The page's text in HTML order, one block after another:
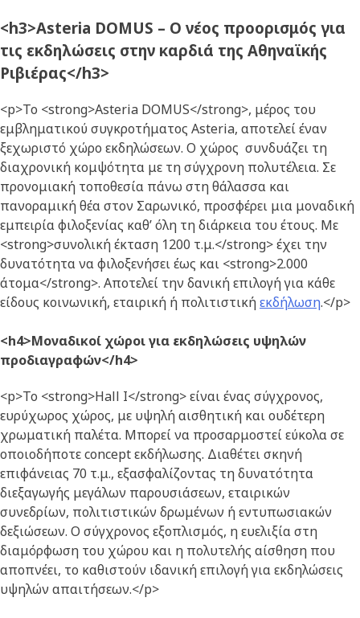
<h3>Asteria DOMUS – Ο νέος προορισμός για
τις εκδηλώσεις στην καρδιά της Αθηναϊκής
Ριβιέρας</h3>
<p>Το <strong>Asteria DOMUS</strong>, μέρος του
εμβληματικού συγκροτήματος Asteria, αποτελεί έναν
ξεχωριστό χώρο εκδηλώσεων. Ο χώρος συνδυάζει τη
διαχρονική κομψότητα με τη σύγχρονη πολυτέλεια. Σε
προνομιακή τοποθεσία πάνω στη θάλασσα και
πανοραμική θέα στον Σαρωνικό, προσφέρει μια μοναδική
εμπειρία φιλοξενίας καθ’ όλη τη διάρκεια του έτους. Με
<strong>συνολική έκταση 1200 τ.μ.</strong> έχει την
δυνατότητα να φιλοξενήσει έως και <strong>2.000
άτομα</strong>. Αποτελεί την δανική επιλογή για κάθε
είδους κοινωνική, εταιρική ή πολιτιστικήεκδήλωση.</p>
<h4>Μοναδικοί χώροι για εκδηλώσεις υψηλών
προδιαγραφών</h4>
<p>Το <strong>Hall I</strong> είναι ένας σύγχρονος,
ευρύχωρος χώρος, με υψηλή αισθητική και ουδέτερη
χρωματική παλέτα. Μπορεί να προσαρμοστεί εύκολα σε
οποιοδήποτε concept εκδήλωσης. Διαθέτει σκηνή
επιφάνειας 70 τ.μ., εξασφαλίζοντας τη δυνατότητα
διεξαγωγής μεγάλων παρουσιάσεων, εταιρικών
συνεδρίων, πολιτιστικών δρωμένων ή εντυπωσιακών
δεξιώσεων. Ο σύγχρονος εξοπλισμός, η ευελιξία στη
διαμόρφωση του χώρου και η πολυτελής αίσθηση που
αποπνέει, το καθιστούν ιδανική επιλογή για εκδηλώσεις
υψηλών απαιτήσεων.</p>